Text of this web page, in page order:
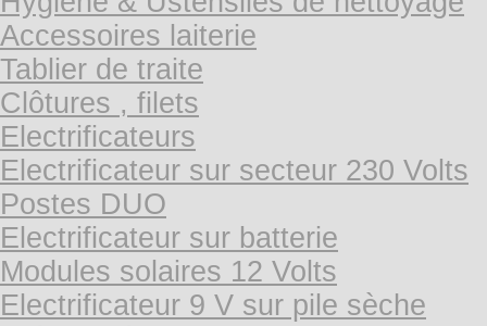
Accessoires laiterie
Tablier de traite
Clôtures , filets
Electrificateurs
Electrificateur sur secteur 230 Volts
Postes DUO
Electrificateur sur batterie
Modules solaires 12 Volts
Electrificateur 9 V sur pile sèche